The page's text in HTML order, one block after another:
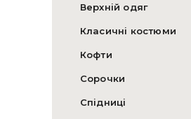
Верхній одяг
Класичні костюми
Кофти
Сорочки
Спідниці